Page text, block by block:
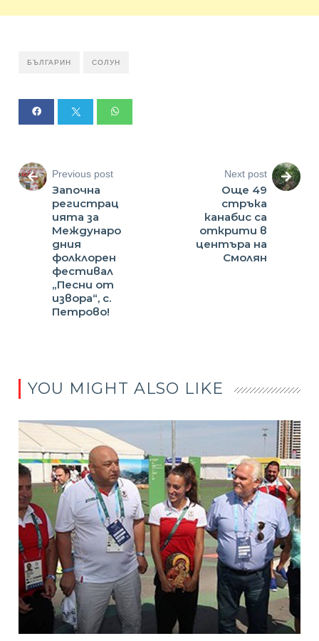
БЪЛГАРИН СОЛУН
Previous post
Започна
регистрац
ията за
Междунаро
дния
фолклорен
фестивал
„Песни от
извора“, с.
Петрово!
Next post
Още 49
стръка
канабис са
открити в
центъра на
Смолян
YOU MIGHT ALSO LIKE